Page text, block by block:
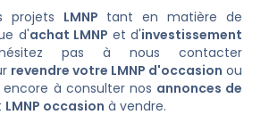
projets LMNP tant en matière de
d'achat LMNP et d'investissement
pas à nous contacter
revendre votre LMNP d'occasion ou
encore à consulter nos annonces de
LMNP occasion à vendre.